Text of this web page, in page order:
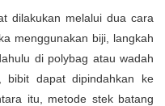
dilakukan melalui dua cara
menggunakan biji, langkah
di polybag atau wadah
bibit dapat dipindahkan ke
itu, metode stek batang